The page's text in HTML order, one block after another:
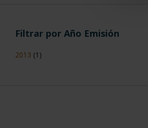
Filtrar por Año Emisión
2013 (1)